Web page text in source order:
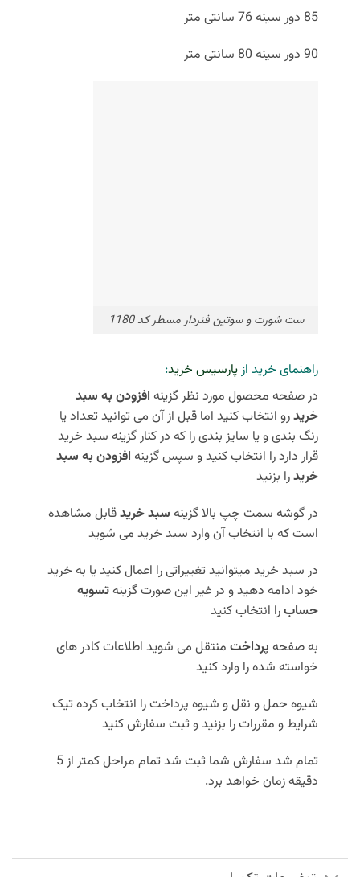
85 دور سینه 76 سانتی متر
90 دور سینه 80 سانتی متر
ست شورت و سوتین فنردار مسطر کد 1180
راهنمای خرید ازپارسیس خرید:
در صفحه محصول مورد نظر گزینه افزودن به سبد
خریدرو انتخاب کنید اما قبل از آن می توانید تعداد یا
رنگ بندی و یا سایز بندی را که در کنار گزینه سبد خرید
قرار دارد را انتخاب کنید و سپس گزینه افزودن به سبد
خریدرا بزنید
در گوشه سمت چپ بالا گزینه سبد خریدقابل مشاهده
است که با انتخاب آن وارد سبد خرید می شوید
در سبد خرید میتوانید تغییراتی را اعمال کنید یا به خرید
خود ادامه دهید و در غیر این صورت گزینهتسویه
حسابرا انتخاب کنید
به صفحه پرداختمنتقل می شوید اطلاعات کادر های
خواسته شده را وارد کنید
شیوه حمل و نقل و شیوه پرداخت را انتخاب کرده تیک
شرایط و مقررات را بزنید و ثبت سفارش کنید
تمام شد سفارش شما ثبت شد تمام مراحل کمتر از 5
دقیقه زمان خواهد برد.